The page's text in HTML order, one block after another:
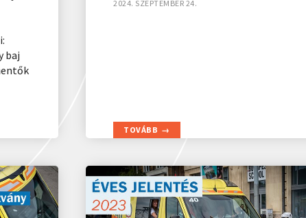
baj
TOVÁBB
2024. SZEPTEMBER 24.